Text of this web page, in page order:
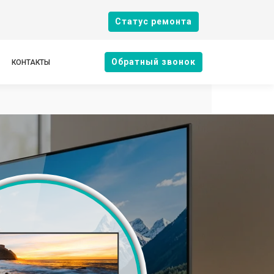
Cтатус ремонта
КОНТАКТЫ Oбратный звонок